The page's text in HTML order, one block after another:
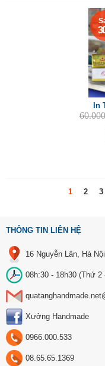
In
1 2 3
THÔNG TIN LIÊN HỆ
16 Nguyễn Lân, Hà Nội
08h:30 - 18h30 (Thứ 2
Xưởng Handmade
0966.000.533
08.65.65.1369